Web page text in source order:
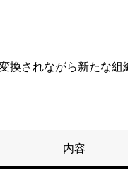
換されながら新たな組
内容